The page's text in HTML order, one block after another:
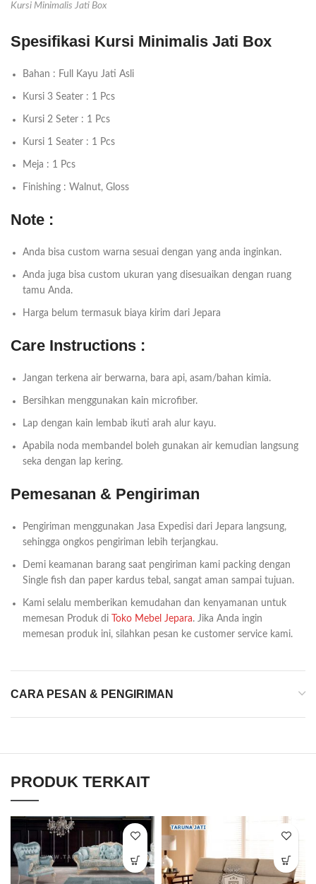
Kursi Minimalis Jati Box
Spesifikasi Kursi Minimalis Jati Box
Bahan : Full Kayu Jati Asli
Kursi 3 Seater : 1 Pcs
Kursi 2 Seter : 1 Pcs
Kursi 1 Seater : 1 Pcs
Meja : 1 Pcs
Finishing : Walnut, Gloss
Note :
Anda bisa custom warna sesuai dengan yang anda inginkan.
Anda juga bisa custom ukuran yang disesuaikan dengan ruang
tamu Anda.
Harga belum termasuk biaya kirim dari Jepara
Care Instructions :
Jangan terkena air berwarna, bara api, asam/bahan kimia.
Bersihkan menggunakan kain microfiber.
Lap dengan kain lembab ikuti arah alur kayu.
Apabila noda membandel boleh gunakan air kemudian langsung
seka dengan lap kering.
Pemesanan & Pengiriman
Pengiriman menggunakan Jasa Expedisi dari Jepara langsung,
sehingga ongkos pengiriman lebih terjangkau.
Demi keamanan barang saat pengiriman kami packing dengan
Single fish dan paper kardus tebal, sangat aman sampai tujuan.
Kami selalu memberikan kemudahan dan kenyamanan untuk
memesan Produk di
Toko Mebel Jepara. Jika Anda ingin
memesan produk ini, silahkan pesan ke customer service kami.
CARA PESAN & PENGIRIMAN
PRODUK TERKAIT